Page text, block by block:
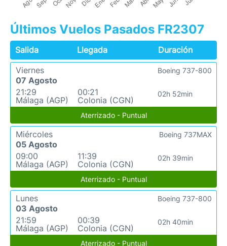
Últimos Vuelos Pasados FR2307
Salida Llegada
Duración
Viernes
07 Agosto
21:29
Málaga (AGP)
00:21
Colonia (CGN)
02h 52min
Boeing 737-800
Aterrizado - Puntual
Miércoles
05 Agosto
09:00
Málaga (AGP)
11:39
Colonia (CGN)
02h 39min
Boeing 737MAX
Aterrizado - Puntual
Lunes
03 Agosto
21:59
Málaga (AGP)
00:39
Colonia (CGN)
02h 40min
Boeing 737-800
Aterrizado - Puntual